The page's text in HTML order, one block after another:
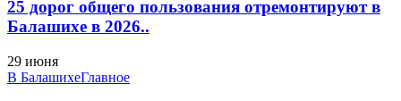
25 дорог общего пользования отремонтируют в
Балашихе в 2026..
29 июня
В БалашихеГлавное